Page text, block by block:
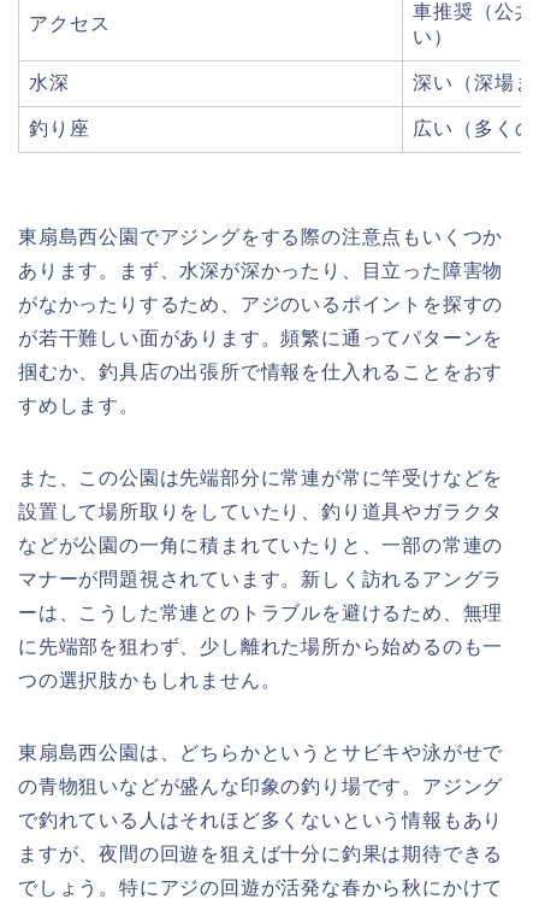
アクセス
車推奨（公
い）
水深 深い（深場
釣り座 広い（多く
東扇島西公園でアジングをする際の注意点もいくつか
あります。まず、水深が深かったり、目立った障害物
がなかったりするため、アジのいるポイントを探すの
が若干難しい面があります。頻繁に通ってパターンを
掴むか、釣具店の出張所で情報を仕入れることをおす
すめします。
また、この公園は先端部分に常連が常に竿受けなどを
設置して場所取りをしていたり、釣り道具やガラクタ
などが公園の一角に積まれていたりと、一部の常連の
マナーが問題視されています。新しく訪れるアングラ
ーは、こうした常連とのトラブルを避けるため、無理
に先端部を狙わず、少し離れた場所から始めるのも一
つの選択肢かもしれません。
東扇島西公園は、どちらかというとサビキや泳がせで
の青物狙いなどが盛んな印象の釣り場です。アジング
で釣れている人はそれほど多くないという情報もあり
ますが、夜間の回遊を狙えば十分に釣果は期待できる
でしょう。特にアジの回遊が活発な春から秋にかけて